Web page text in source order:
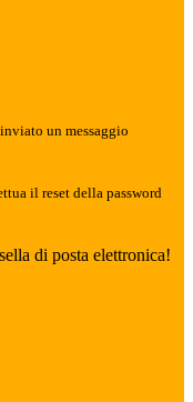
un messaggio
il reset della password
di posta elettronica!